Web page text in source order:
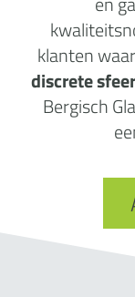
klanten
discrete sfeer
Bergisch